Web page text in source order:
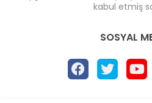
kabul etmiş
SOSYAL